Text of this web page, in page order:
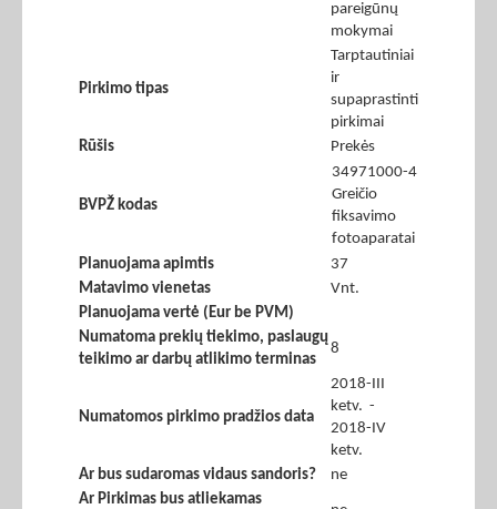
pareigūnų
mokymai
Pirkimo tipas
Tarptautiniai
ir
supaprastinti
pirkimai
Rūšis
Prekės
BVPŽ kodas
34971000-4
Greičio
fiksavimo
fotoaparatai
Planuojama apimtis
37
Matavimo vienetas
Vnt.
Planuojama vertė (Eur be PVM)
Numatoma prekių tiekimo, paslaugų
teikimo ar darbų atlikimo terminas
8
Numatomos pirkimo pradžios data
2018-III
ketv. -
2018-IV
ketv.
Ar bus sudaromas vidaus sandoris?
ne
Ar Pirkimas bus atliekamas